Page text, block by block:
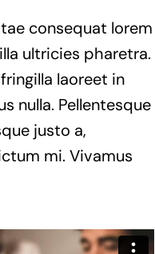
consequat lorem
ultricies pharetra.
laoreet in
nulla. Pellentesque
justo a,
mi. Vivamus